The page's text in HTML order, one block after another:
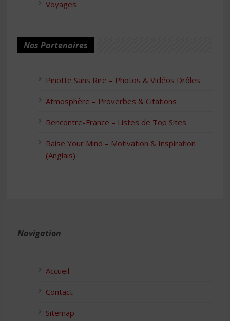
Voyages
Nos Partenaires
Pinotte Sans Rire – Photos & Vidéos Drôles
Atmosphère – Proverbes & Citations
Rencontre-France – Listes de Top Sites
Raise Your Mind – Motivation & Inspiration
(Anglais)
Navigation
Accueil
Contact
Sitemap